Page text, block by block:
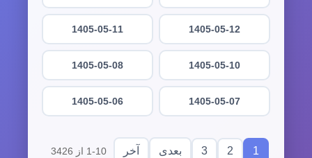
1405-05-12
1405-05-11
1405-05-10
1405-05-08
1405-05-07
1405-05-06
1
2
3 بعدی آخر 1-10 از 3426